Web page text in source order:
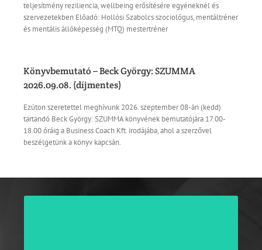
teljesítmény reziliencia, wellbeing erősítésére egyéneknél és
szervezetekben Előadó: Hollósi Szabolcs szociológus, mentáltréner
és mentális állóképesség (MTQ) mestertréner
Könyvbemutató – Beck György: SZUMMA
2026.09.08. (díjmentes)
Ezúton szeretettel meghívunk 2026. szeptember 08-án (kedd)
tartandó Beck György: SZUMMA könyvének bemutatójára 17.00-
18.00 óráig a Business Coach Kft. irodájába, ahol a szerzővel
beszélgetünk a könyv kapcsán.